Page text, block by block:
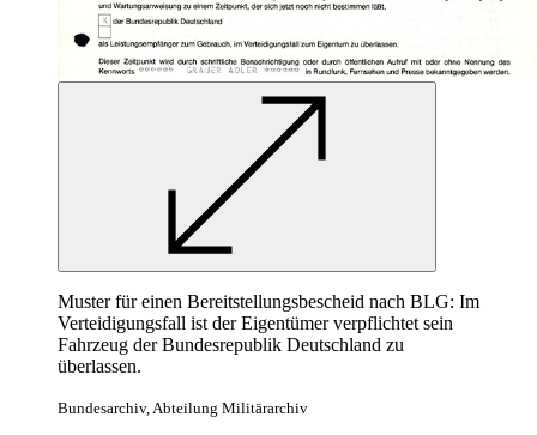
Muster für einen Bereitstellungsbescheid nach BLG: Im
Verteidigungsfall ist der Eigentümer verpflichtet sein
Fahrzeug der Bundesrepublik Deutschland zu
überlassen.
Bundesarchiv, Abteilung Militärarchiv